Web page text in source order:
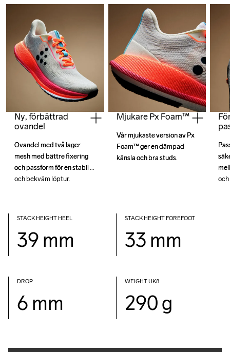
Ny, förbättrad
ovandel
Ovandel med två lager
mesh med bättre fixering
och passform för en stabil
och bekväm löptur.
Ovandel med två lager
mesh med bättre fixering
och passform för en stabil
och bekväm löptur.
Mjukare Px Foam™
Vår mjukaste version av Px
Foam™ ger en dämpad
känsla och bra studs.
Vår mjukaste version av Px
Foam™ ger en dämpad
känsla och bra studs.
STACK HEIGHT HEEL
39 mm
STACK HEIGHT FOREFOOT
33 mm
DROP
6 mm
WEIGHT UK8
290 g